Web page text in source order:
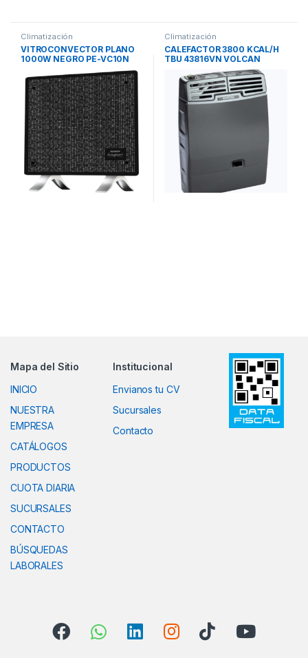
Climatización
VITROCONVECTOR PLANO
1000W NEGRO PE-VC10N
Climatización
CALEFACTOR 3800 KCAL/H
TBU 43816VN VOLCAN
Mapa del Sitio
INICIO
NUESTRA
EMPRESA
CATÁLOGOS
PRODUCTOS
CUOTA DIARIA
SUCURSALES
CONTACTO
BÚSQUEDAS
LABORALES
Institucional
Envianos tu CV
Sucursales
Contacto